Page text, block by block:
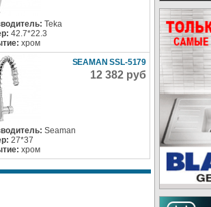
Teka
42.7*22.3
хром
SEAMAN SSL-5179
12 382 руб
Seaman
27*37
хром